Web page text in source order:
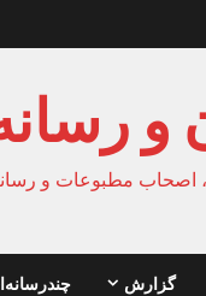
و
اصحاب مطبوعات و
گزارش